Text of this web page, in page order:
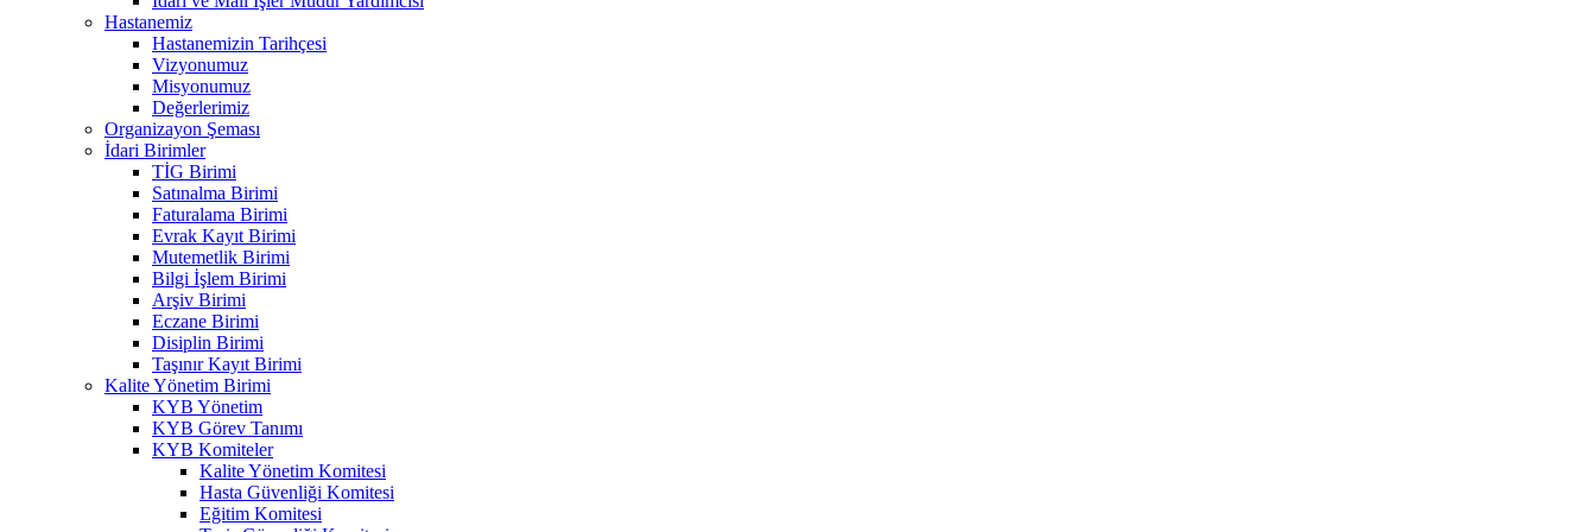
Hastanemiz
Hastanemizin Tarihçesi
Vizyonumuz
Misyonumuz
Değerlerimiz
Organizayon Şeması
İdari Birimler
TİG Birimi
Satınalma Birimi
Faturalama Birimi
Evrak Kayıt Birimi
Mutemetlik Birimi
Bilgi İşlem Birimi
Arşiv Birimi
Eczane Birimi
Disiplin Birimi
Taşınır Kayıt Birimi
Kalite Yönetim Birimi
KYB Yönetim
KYB Görev Tanımı
KYB Komiteler
Kalite Yönetim Komitesi
Hasta Güvenliği Komitesi
Eğitim Komitesi